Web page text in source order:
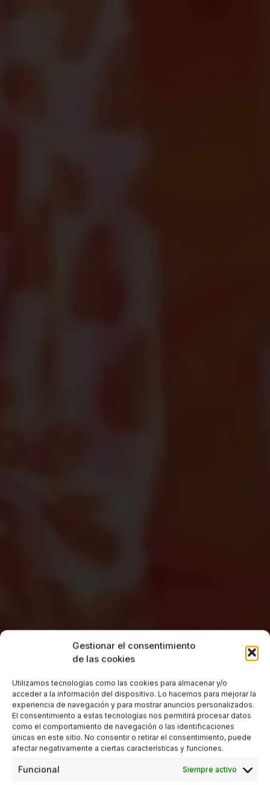
Gestionar el consentimiento
de las cookies
Utilizamos tecnologías como las cookies para almacenar y/o
acceder a la información del dispositivo. Lo hacemos para mejorar la
experiencia de navegación y para mostrar anuncios personalizados.
El consentimiento a estas tecnologías nos permitirá procesar datos
como el comportamiento de navegación o las identificaciones
únicas en este sitio. No consentir o retirar el consentimiento, puede
afectar negativamente a ciertas características y funciones.
Funcional Siempre activo